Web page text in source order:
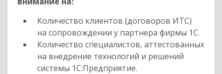
Количество клиентов (договоров ИТС)
на сопровождении у партнера фирмы 1С.
Количество специалистов, аттестованных
на внедрение технологий и решений
системы 1С:Предприятие.